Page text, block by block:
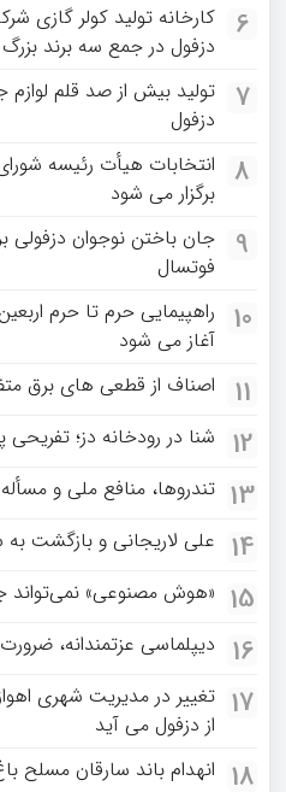
6
کارخانه تولید کولر گازی
دزفول در جمع سه برند
7
تولید بیش از صد قلم لوازم
دزفول
8
انتخابات هیأت رئیسه
برگزار می شود
9
جان باختن نوجوان دزفولی
فوتسال
10
آغاز می شود
11 اصناف از قطعی های برق
12 شنا در رودخانه دز؛ تفریحی
13 تندروها، منافع ملی و
14 علی لاریجانی و بازگشت
15 «هوش مصنوعی» نمی‌تواند
16 دیپلماسی عزتمندانه،
17 تغییر در مدیریت شهری
از دزفول می آید
18 انهدام باند سارقان مسلح